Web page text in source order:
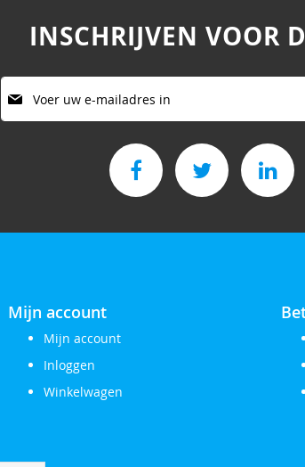
INSCHRIJVEN VOOR
Abonneer
op
Mijn account
Mijn account
Inloggen
Winkelwagen